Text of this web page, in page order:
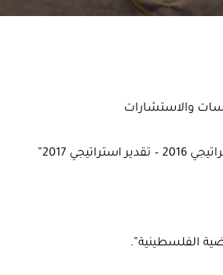
والاستشارات
2017”
الفلسطينية”.